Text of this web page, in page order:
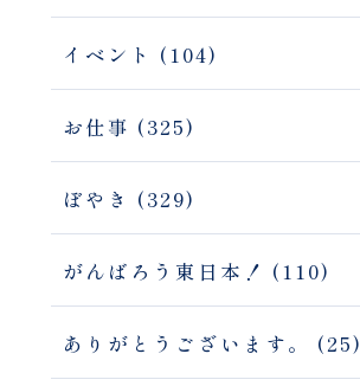
イベント (104)
お仕事 (325)
ぼやき (329)
がんばろう東日本！ (110)
ありがとうございます。 (25)